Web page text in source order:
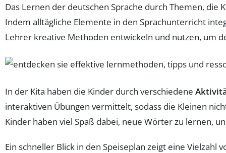
Das Lernen der deutschen Sprache durch Themen, die
Indem alltägliche Elemente in den Sprachunterricht
Lehrer kreative Methoden entwickeln und nutzen, um
In der Kita haben die Kinder durch verschiedene
interaktiven Übungen vermittelt, sodass die Kleinen
Kinder haben viel Spaß dabei, neue Wörter zu lernen,
Ein schneller Blick in den Speiseplan zeigt eine Vielzahl